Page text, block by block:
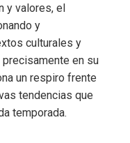
y valores, el
y
culturales y
en su
un respiro frente
tendencias que
temporada.